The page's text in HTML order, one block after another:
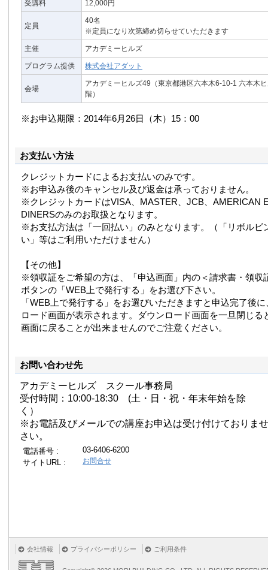
受講料 12,000円
定員
40名
※定員になり次第締め切らせていただきます
主催 アカデミーヒルズ
プログラム提供 株式会社アダット
会場
アカデミーヒルズ49（東京都港区六本木6-10-1 六本木
階）
※お申込期限：2014年6月26日（木）15：00
お支払い方法
クレジットカードによるお支払いのみです。
※お申込み後のキャンセル及び返金は承っておりません。
※クレジットカードはVISA、MASTER、JCB、AMERICAN
DINERSのみのお取扱となります。
※お支払方法は「一回払い」のみとなります。（「リボルビ
い」等はご利用いただけません）
【その他】
※領収証をご希望の方は、「申込画面」内の＜請求書・領収
ボタンの「WEB上で発行する」をお選び下さい。
「WEB上で発行する」をお選びいただきますと申込完了後
ロード画面が表示されます。ダウンロード画面を一旦閉じる
画面に戻ることが出来ませんのでご注意ください。
お問い合わせ先
アカデミーヒルズ スクール事務局
受付時間：10:00-18:30 (土・日・祝・年末年始を除
く）
※お電話及びメールでの講座お申込は受け付けておりま
さい。
電話番号 :
03-6406-6200
サイトURL :
お問合せ
会社情報 プライバシーポリシー ご利用条件